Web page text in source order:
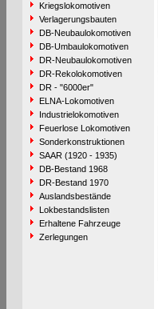
Kriegslokomotiven
Verlagerungsbauten
DB-Neubaulokomotiven
DB-Umbaulokomotiven
DR-Neubaulokomotiven
DR-Rekolokomotiven
DR - "6000er"
ELNA-Lokomotiven
Industrielokomotiven
Feuerlose Lokomotiven
Sonderkonstruktionen
SAAR (1920 - 1935)
DB-Bestand 1968
DR-Bestand 1970
Auslandsbestände
Lokbestandslisten
Erhaltene Fahrzeuge
Zerlegungen